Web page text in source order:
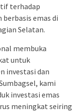
terhadap
emas di
Selatan.
membuka
untuk
investasi dan
kami
investasi emas
meningkat seiring